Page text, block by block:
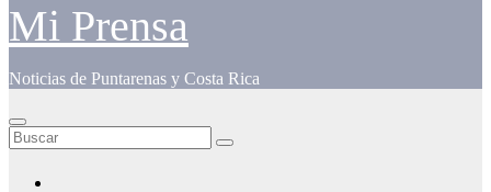
Mi Prensa
Noticias de Puntarenas y Costa Rica